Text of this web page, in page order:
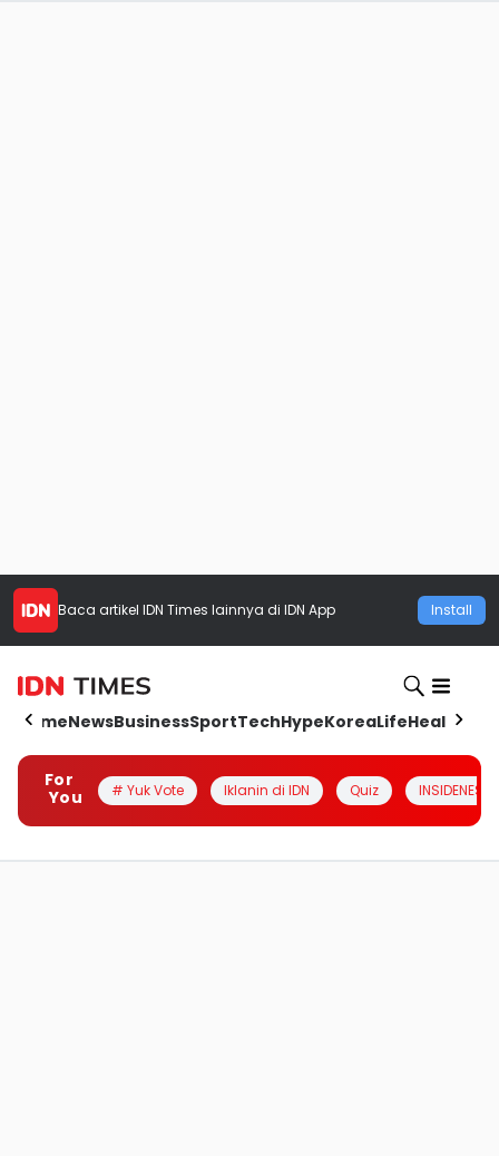
Baca artikel IDN Times lainnya di IDN App Install
HomeNewsBusinessSportTechHypeKoreaLifeHealth
For
You
# Yuk Vote Iklanin di IDN Quiz INSIDENESIA